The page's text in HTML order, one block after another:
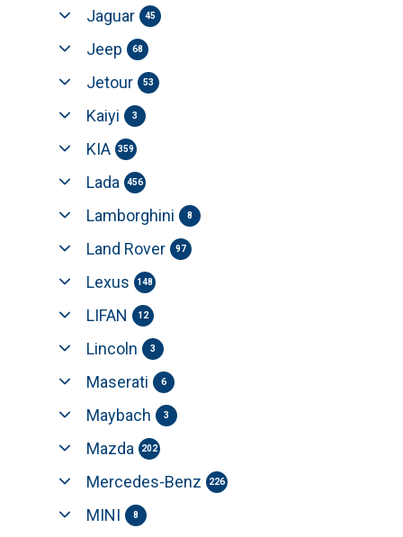
Jaguar 45
Jeep 68
Jetour 53
Kaiyi 3
KIA 359
Lada 456
Lamborghini 8
Land Rover 97
Lexus 148
LIFAN 12
Lincoln 3
Maserati 6
Maybach 3
Mazda 202
Mercedes-Benz 226
MINI 8